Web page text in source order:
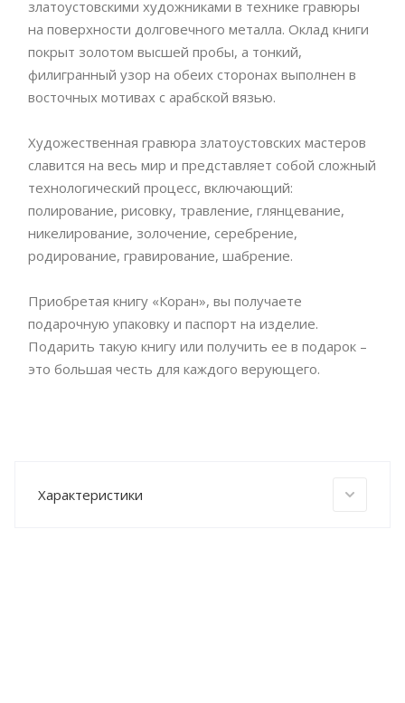
златоустовскими художниками в технике гравюры
на поверхности долговечного металла. Оклад книги
покрыт золотом высшей пробы, а тонкий,
филигранный узор на обеих сторонах выполнен в
восточных мотивах с арабской вязью.
Художественная гравюра златоустовских мастеров
славится на весь мир и представляет собой сложный
технологический процесс, включающий:
полирование, рисовку, травление, глянцевание,
никелирование, золочение, серебрение,
родирование, гравирование, шабрение.
Приобретая книгу «Коран», вы получаете
подарочную упаковку и паспорт на изделие.
Подарить такую книгу или получить ее в подарок –
это большая честь для каждого верующего.
Характеристики